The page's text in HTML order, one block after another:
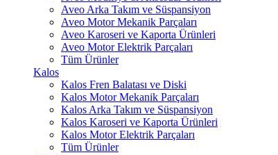
Aveo Arka Takım ve Süspansiyon
Aveo Motor Mekanik Parçaları
Aveo Karoseri ve Kaporta Ürünleri
Aveo Motor Elektrik Parçaları
Tüm Ürünler
Kalos
Kalos Fren Balatası ve Diski
Kalos Motor Mekanik Parçaları
Kalos Arka Takım ve Süspansiyon
Kalos Karoseri ve Kaporta Ürünleri
Kalos Motor Elektrik Parçaları
Tüm Ürünler